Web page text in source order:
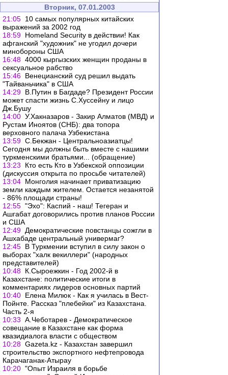
Вторник, 07.01.2003
21:05 10 самых популярных китайских
выражений за 2002 год
18:59 Homeland Security в действии! Как
афганский "художник" не угодил дочери
минобороны США
16:48 4000 кыргызских женщин проданы в
сексуальное рабство
15:46 Венецианский суд решил выдать
"Тайваньчика" в США
14:29 В.Путин в Багдаде? Президент России
может спасти жизнь С.Хуссейну и лицо
Дж.Бушу
14:00 У.Хакназаров - Закир Алматов (МВД) и
Рустам Иноятов (СНБ): два топора
верховного палача Узбекистана
13:59 С.Бекжан - Центральноазиатцы!
Сегодня мы должны быть вместе с нашими
туркменскими братьями... (обращение)
13:23
Кто есть Кто в Узбекской оппозиции
(дискуссия открыта по просьбе читателей)
13:04 Монголия начинает приватизацию
земли каждым жителем. Остается незанятой
- 86% площади страны!
12:55 "Эхо": Каспий - наш! Тегеран и
Ашгабат договорились против планов России
и США
12:49 Демократические повстанцы сожгли в
Ашхабаде центральный универмаг?
12:45 В Туркмении вступил в силу закон о
выборах "халк векиллери" (народных
представителей)
10:48 К.Сыроежкин - Год 2002-й в
Казахстане: политические итоги в
комментариях лидеров основных партий
10:40 Елена Милюк - Как я училась в Вест-
Пойнте. Рассказ "плебейки" из Казахстана.
Часть 2-я
10:33 А.Чеботарев - Демократическое
совещание в Казахстане как форма
квазидиалога власти с обществом
10:28 Gazeta.kz - Казахстан завершил
строительство экспортного нефтепровода
Карачаганак-Атырау
10:20 "Опыт Израиля в борьбе